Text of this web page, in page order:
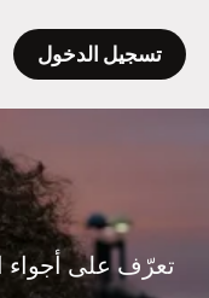
تسجيل الدخول
تعرّف على أجواء